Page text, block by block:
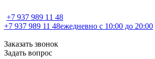
+7 937 989 11 48
+7 937 989 11 48ежедневно с 10:00 до 20:00
Заказать звонок
Задать вопрос